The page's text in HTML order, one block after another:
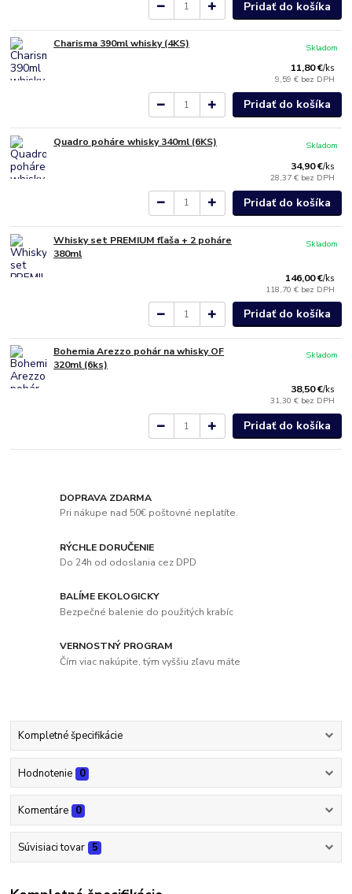
Pridať do košíka
Charisma 390ml whisky (4KS)
11,80 €/ks
9,59 € bez DPH
Skladom
Pridať do košíka
Quadro poháre whisky 340ml (6KS)
34,90 €/ks
28,37 € bez DPH
Skladom
Pridať do košíka
Whisky set PREMIUM fľaša + 2 poháre
380ml
146,00 €/ks
118,70 € bez DPH
Skladom
Pridať do košíka
Bohemia Arezzo pohár na whisky OF
320ml (6ks)
38,50 €/ks
31,30 € bez DPH
Skladom
Pridať do košíka
DOPRAVA ZDARMA
Pri nákupe nad 50€ poštovné neplatíte.
RÝCHLE DORUČENIE
Do 24h od odoslania cez DPD
BALÍME EKOLOGICKY
Bezpečné balenie do použitých krabíc
VERNOSTNÝ PROGRAM
Čím viac nakúpite, tým vyššiu zľavu máte
Kompletné špecifikácie
Hodnotenie 0
Komentáre 0
Súvisiaci tovar 5